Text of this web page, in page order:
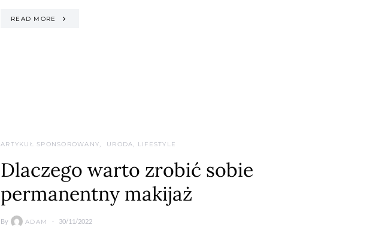
READ MORE
ARTYKUŁ SPONSOROWANY URODA, LIFESTYLE
Dlaczego warto zrobić sobie
permanentny makijaż
By ADAM 30/11/2022